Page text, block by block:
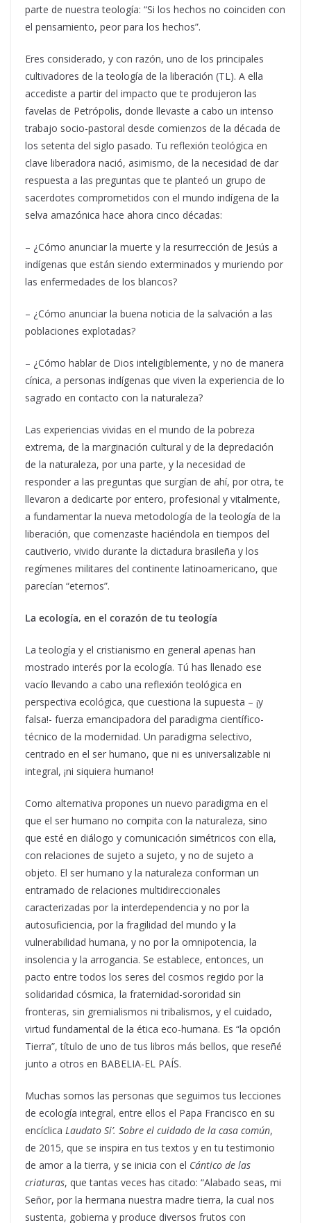
parte de nuestra teología: “Si los hechos no coinciden con
el pensamiento, peor para los hechos”.
Eres considerado, y con razón, uno de los principales
cultivadores de la teología de la liberación (TL). A ella
accediste a partir del impacto que te produjeron las
favelas de Petrópolis, donde llevaste a cabo un intenso
trabajo socio-pastoral desde comienzos de la década de
los setenta del siglo pasado. Tu reflexión teológica en
clave liberadora nació, asimismo, de la necesidad de dar
respuesta a las preguntas que te planteó un grupo de
sacerdotes comprometidos con el mundo indígena de la
selva amazónica hace ahora cinco décadas:
– ¿Cómo anunciar la muerte y la resurrección de Jesús a
indígenas que están siendo exterminados y muriendo por
las enfermedades de los blancos?
– ¿Cómo anunciar la buena noticia de la salvación a las
poblaciones explotadas?
– ¿Cómo hablar de Dios inteligiblemente, y no de manera
cínica, a personas indígenas que viven la experiencia de lo
sagrado en contacto con la naturaleza?
Las experiencias vividas en el mundo de la pobreza
extrema, de la marginación cultural y de la depredación
de la naturaleza, por una parte, y la necesidad de
responder a las preguntas que surgían de ahí, por otra, te
llevaron a dedicarte por entero, profesional y vitalmente,
a fundamentar la nueva metodología de la teología de la
liberación, que comenzaste haciéndola en tiempos del
cautiverio, vivido durante la dictadura brasileña y los
regímenes militares del continente latinoamericano, que
parecían “eternos”.
La ecología, en el corazón de tu teología
La teología y el cristianismo en general apenas han
mostrado interés por la ecología. Tú has llenado ese
vacío llevando a cabo una reflexión teológica en
perspectiva ecológica, que cuestiona la supuesta – ¡y
falsa!- fuerza emancipadora del paradigma científico-
técnico de la modernidad. Un paradigma selectivo,
centrado en el ser humano, que ni es universalizable ni
integral, ¡ni siquiera humano!
Como alternativa propones un nuevo paradigma en el
que el ser humano no compita con la naturaleza, sino
que esté en diálogo y comunicación simétricos con ella,
con relaciones de sujeto a sujeto, y no de sujeto a
objeto. El ser humano y la naturaleza conforman un
entramado de relaciones multidireccionales
caracterizadas por la interdependencia y no por la
autosuficiencia, por la fragilidad del mundo y la
vulnerabilidad humana, y no por la omnipotencia, la
insolencia y la arrogancia. Se establece, entonces, un
pacto entre todos los seres del cosmos regido por la
solidaridad cósmica, la fraternidad-sororidad sin
fronteras, sin gremialismos ni tribalismos, y el cuidado,
virtud fundamental de la ética eco-humana. Es “la opción
Tierra”, título de uno de tus libros más bellos, que reseñé
junto a otros en BABELIA-EL PAÍS.
Muchas somos las personas que seguimos tus lecciones
de ecología integral, entre ellos el Papa Francisco en su
encíclica Laudato Si’. Sobre el cuidado de la casa común,
de 2015, que se inspira en tus textos y en tu testimonio
de amor a la tierra, y se inicia con el Cántico de las
criaturas, que tantas veces has citado: “Alabado seas, mi
Señor, por la hermana nuestra madre tierra, la cual nos
sustenta, gobierna y produce diversos frutos con